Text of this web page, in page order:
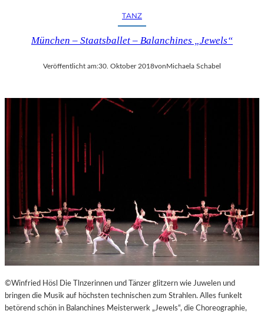
TANZ
München – Staatsballet – Balanchines „Jewels“
Veröffentlicht am:30. Oktober 2018von Michaela Schabel
©Winfried Hösl Die Tlnzerinnen und Tänzer glitzern wie Juwelen und
bringen die Musik auf höchsten technischen zum Strahlen. Alles funkelt
betörend schön in Balanchines Meisterwerk „Jewels“, die Choreographie,